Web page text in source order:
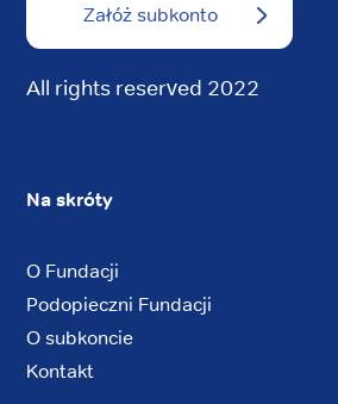
Załóż subkonto
All rights reserved 2022
Na skróty
O Fundacji
Podopieczni Fundacji
O subkoncie
Kontakt